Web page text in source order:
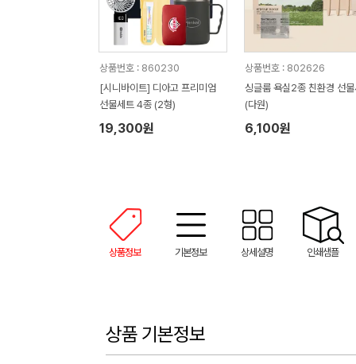
상품번호 : 860230
[시니바이트] 디아고 프리미엄
선물세트 4종 (2형)
19,300원
상품번호 : 802626
싱글룸 욕실2종 친환경 선물
(다원)
6,100원
상품정보 기본정보 상세설명 인쇄샘플
상품 기본정보